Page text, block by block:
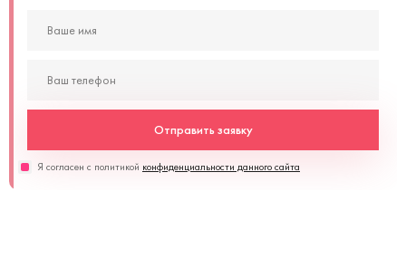
Отправить заявку
Я согласен с политикой конфиденциальности данного сайта